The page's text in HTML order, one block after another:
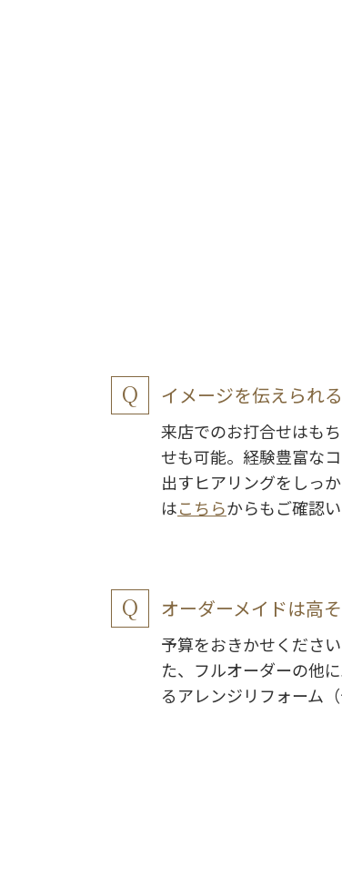
イメージを伝えられ
来店でのお打合せはも
せも可能。経験豊富な
出すヒアリングをしっ
はこちらからもご確認い
オーダーメイドは高
予算をおきかせくださ
た、フルオーダーの他
るアレンジリフォーム